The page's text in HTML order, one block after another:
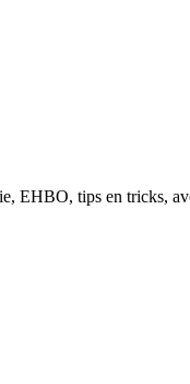
EHBO, tips en tricks,